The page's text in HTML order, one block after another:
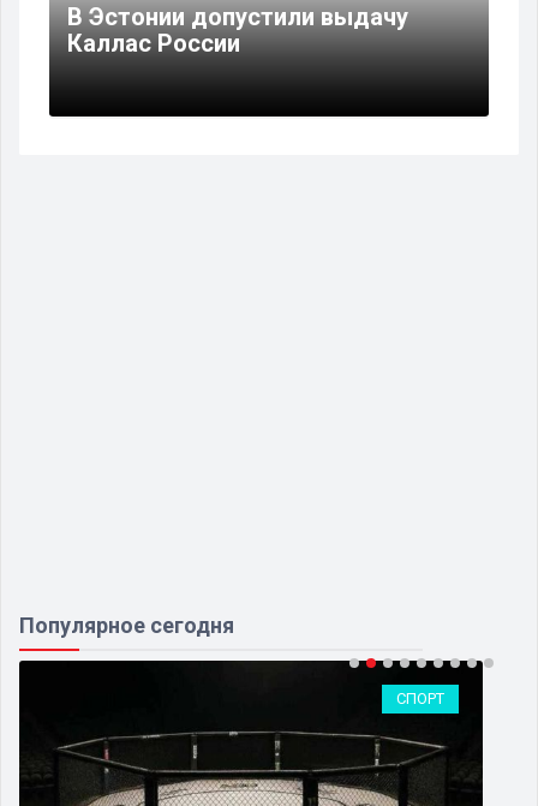
В Эстонии допустили выдачу
Каллас России
Популярное сегодня
СПОРТ